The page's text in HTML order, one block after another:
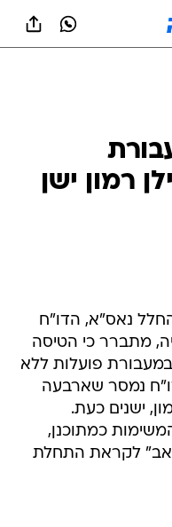
רמון ישן
נאס"א, הדו"ח
מתברר כי הטיסה
פועלות ללא
נמסר שארבעה
ישנים כעת.
כמתוכנן,
לקראת התחלת